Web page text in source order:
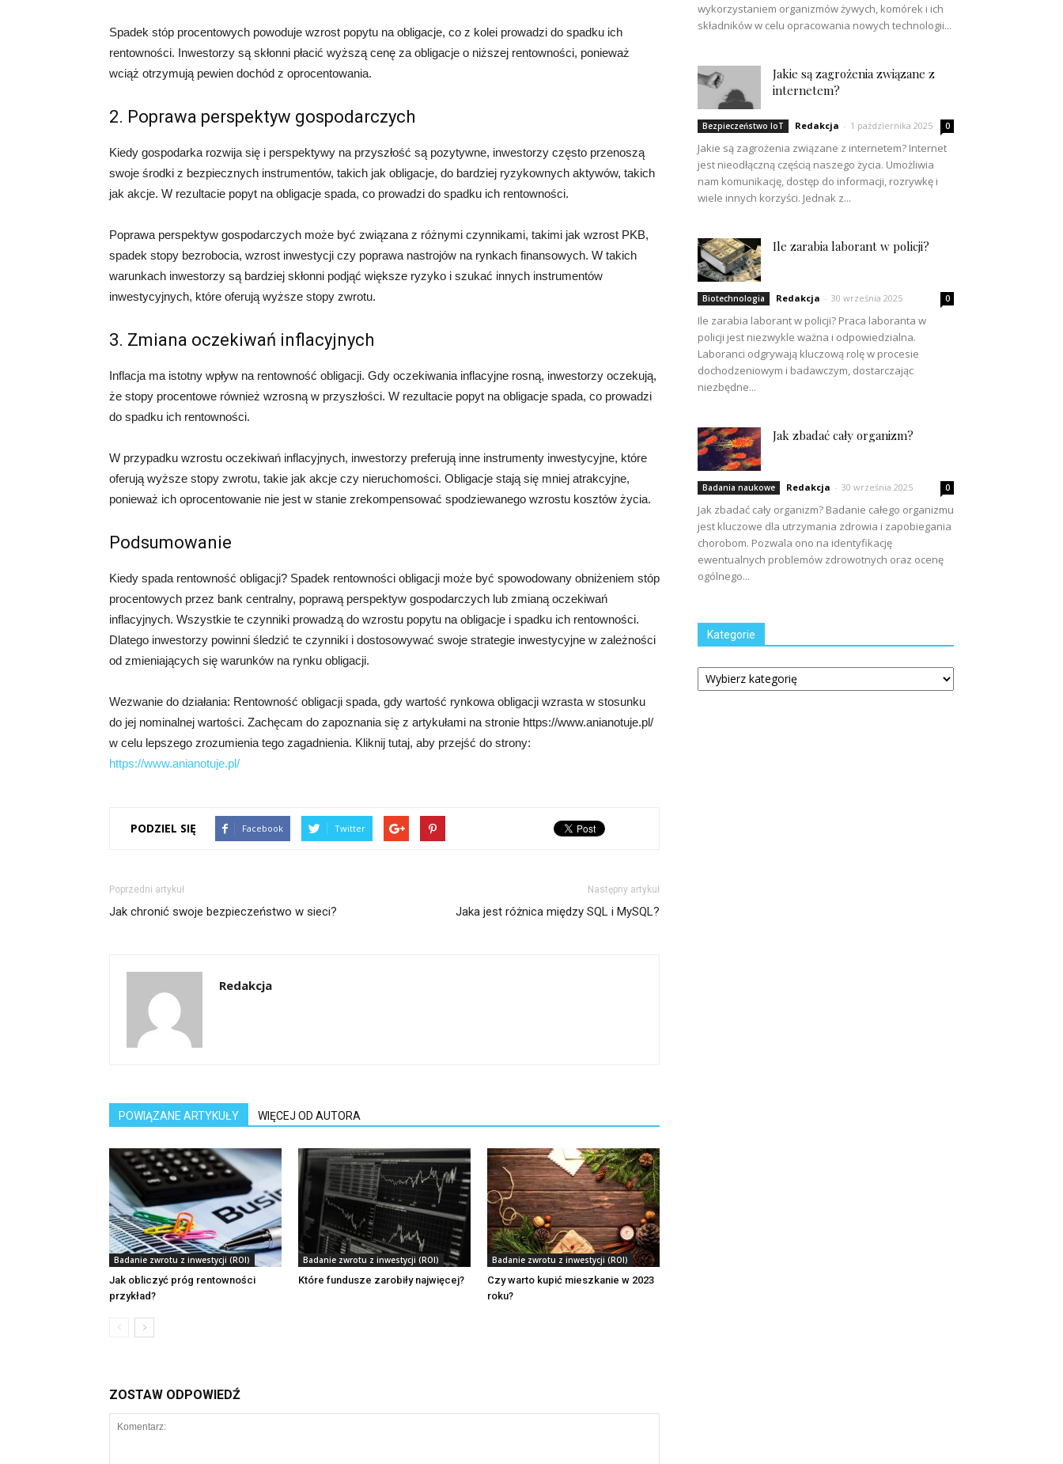
Spadek stóp procentowych powoduje wzrost popytu na obligacje, co z kolei prowadzi do spadku ich
rentowności. Inwestorzy są skłonni płacić wyższą cenę za obligacje o niższej rentowności, ponieważ
wciąż otrzymują pewien dochód z oprocentowania.
2. Poprawa perspektyw gospodarczych
Kiedy gospodarka rozwija się i perspektywy na przyszłość są pozytywne, inwestorzy często przenoszą
swoje środki z bezpiecznych instrumentów, takich jak obligacje, do bardziej ryzykownych aktywów, takich
jak akcje. W rezultacie popyt na obligacje spada, co prowadzi do spadku ich rentowności.
Poprawa perspektyw gospodarczych może być związana z różnymi czynnikami, takimi jak wzrost PKB,
spadek stopy bezrobocia, wzrost inwestycji czy poprawa nastrojów na rynkach finansowych. W takich
warunkach inwestorzy są bardziej skłonni podjąć większe ryzyko i szukać innych instrumentów
inwestycyjnych, które oferują wyższe stopy zwrotu.
3. Zmiana oczekiwań inflacyjnych
Inflacja ma istotny wpływ na rentowność obligacji. Gdy oczekiwania inflacyjne rosną, inwestorzy oczekują,
że stopy procentowe również wzrosną w przyszłości. W rezultacie popyt na obligacje spada, co prowadzi
do spadku ich rentowności.
W przypadku wzrostu oczekiwań inflacyjnych, inwestorzy preferują inne instrumenty inwestycyjne, które
oferują wyższe stopy zwrotu, takie jak akcje czy nieruchomości. Obligacje stają się mniej atrakcyjne,
ponieważ ich oprocentowanie nie jest w stanie zrekompensować spodziewanego wzrostu kosztów życia.
Podsumowanie
Kiedy spada rentowność obligacji? Spadek rentowności obligacji może być spowodowany obniżeniem stóp
procentowych przez bank centralny, poprawą perspektyw gospodarczych lub zmianą oczekiwań
inflacyjnych. Wszystkie te czynniki prowadzą do wzrostu popytu na obligacje i spadku ich rentowności.
Dlatego inwestorzy powinni śledzić te czynniki i dostosowywać swoje strategie inwestycyjne w zależności
od zmieniających się warunków na rynku obligacji.
Wezwanie do działania: Rentowność obligacji spada, gdy wartość rynkowa obligacji wzrasta w stosunku
do jej nominalnej wartości. Zachęcam do zapoznania się z artykułami na stronie https://www.anianotuje.pl/
w celu lepszego zrozumienia tego zagadnienia. Kliknij tutaj, aby przejść do strony:
https://www.anianotuje.pl/
PODZIEL SIĘ Facebook Twitter
Poprzedni artykuł
Jak chronić swoje bezpieczeństwo w sieci?
Następny artykuł
Jaka jest różnica między SQL i MySQL?
Redakcja
POWIĄZANE ARTYKUŁY WIĘCEJ OD AUTORA
Badanie zwrotu z inwestycji (ROI)
Jak obliczyć próg rentowności
przykład?
Badanie zwrotu z inwestycji (ROI)
Które fundusze zarobiły najwięcej?
Badanie zwrotu z inwestycji (ROI)
Czy warto kupić mieszkanie w 2023
roku?
ZOSTAW ODPOWIEDŹ
wykorzystaniem organizmów żywych, komórek i ich
składników w celu opracowania nowych technologii...
Jakie są zagrożenia związane z
internetem?
Bezpieczeństwo IoT Redakcja - 1 października 2025 0
Jakie są zagrożenia związane z internetem? Internet
jest nieodłączną częścią naszego życia. Umożliwia
nam komunikację, dostęp do informacji, rozrywkę i
wiele innych korzyści. Jednak z...
Ile zarabia laborant w policji?
Biotechnologia Redakcja - 30 września 2025 0
Ile zarabia laborant w policji? Praca laboranta w
policji jest niezwykle ważna i odpowiedzialna.
Laboranci odgrywają kluczową rolę w procesie
dochodzeniowym i badawczym, dostarczając
niezbędne...
Jak zbadać cały organizm?
Badania naukowe Redakcja - 30 września 2025 0
Jak zbadać cały organizm? Badanie całego organizmu
jest kluczowe dla utrzymania zdrowia i zapobiegania
chorobom. Pozwala ono na identyfikację
ewentualnych problemów zdrowotnych oraz ocenę
ogólnego...
Kategorie
Kategorie